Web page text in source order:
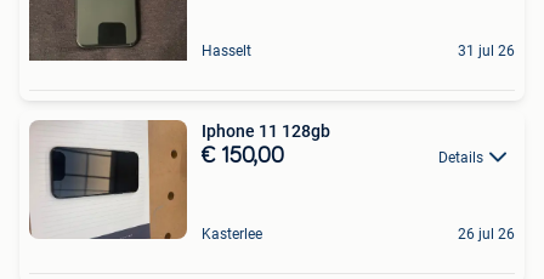
Hasselt 31 jul 26
Iphone 11 128gb
€ 150,00 Details
Kasterlee 26 jul 26